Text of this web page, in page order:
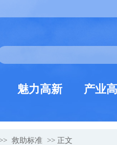
魅力高新 产业
救助标准 >> 正文